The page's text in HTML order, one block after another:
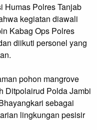
Humas Polres Tanjab
kegiatan diawali
Kabag Ops Polres
diikuti personel yang
pohon mangrove
Ditpolairud Polda Jambi
sebagai
lingkungan pesisir